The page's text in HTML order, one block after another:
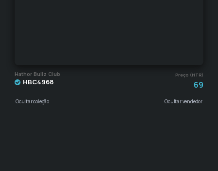
Hathor Bullz Club Preço (HTR)
HBC4968 69
Ocultar coleção Ocultar vendedor